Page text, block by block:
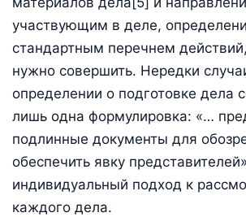
участвующим в деле,
стандартным перечнем
нужно совершить. Нередки
определении о подготовке дела
лишь одна формулировка: «…
подлинные документы для
обеспечить явку
индивидуальный подход к
каждого дела.